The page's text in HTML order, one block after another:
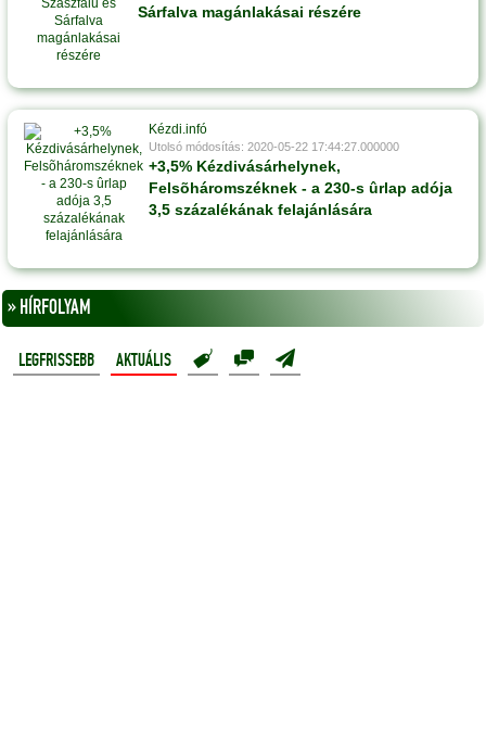
Sárfalva magánlakásai részére
Kézdi.infó
Utolsó módosítás: 2020-05-22 17:44:27.000000
+3,5% Kézdivásárhelynek,
Felsõháromszéknek - a 230-s ûrlap adója
3,5 százalékának felajánlására
» HÍRFOLYAM
LEGFRISSEBB AKTUÁLIS